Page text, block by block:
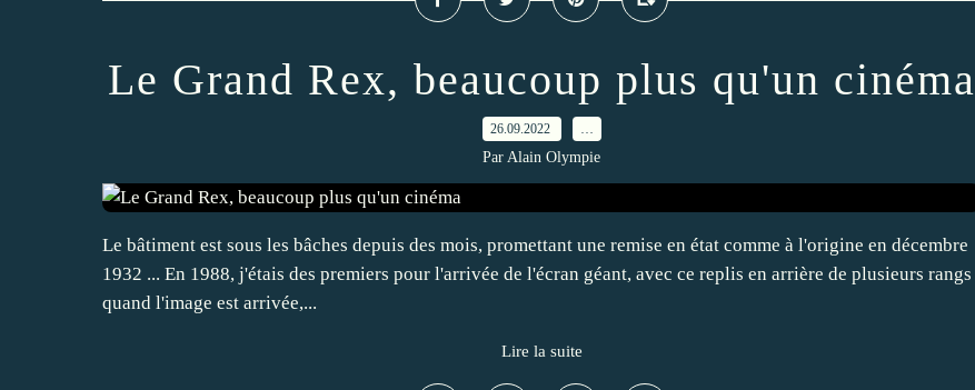
Le Grand Rex, beaucoup plus qu'un cinéma
26.09.2022 …
Par Alain Olympie
Le bâtiment est sous les bâches depuis des mois, promettant une remise en état comme à l'origine en décembre
1932 ... En 1988, j'étais des premiers pour l'arrivée de l'écran géant, avec ce replis en arrière de plusieurs rangs
quand l'image est arrivée,...
Lire la suite